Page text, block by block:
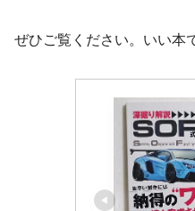
ぜひご覧ください。いい本